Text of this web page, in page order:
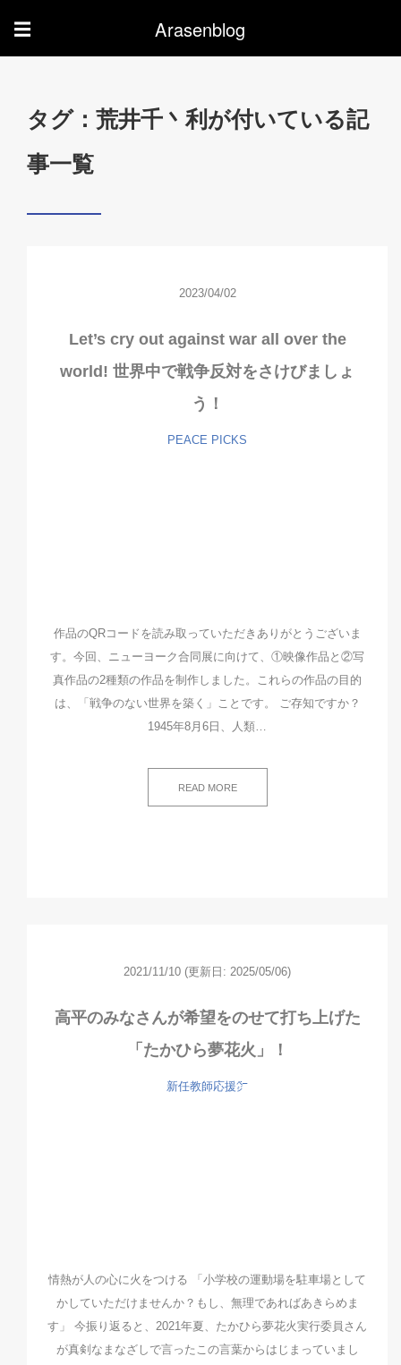
☰ Arasenblog
タグ：荒井千丶利が付いている記
事一覧
2023/04/02
Let’s cry out against war all over the
world! 世界中で戦争反対をさけびましょ
う！
PEACE PICKS
作品のQRコードを読み取っていただきありがとうございま
す。今回、ニューヨーク合同展に向けて、①映像作品と②写
真作品の2種類の作品を制作しました。これらの作品の目的
は、「戦争のない世界を築く」ことです。 ご存知ですか？
1945年8月6日、人類…
READ MORE
2021/11/10 (更新日: 2025/05/06)
高平のみなさんが希望をのせて打ち上げた
「たかひら夢花火」！
新任教師応援㌻
情熱が人の心に火をつける 「小学校の運動場を駐車場として
かしていただけませんか？もし、無理であればあきらめま
す」 今振り返ると、2021年夏、たかひら夢花火実行委員さん
が真剣なまなざしで言ったこの言葉からはじまっていまし